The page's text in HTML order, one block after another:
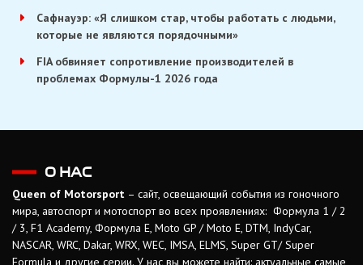
Сафнауэр: «Я слишком стар, чтобы работать с людьми,
которые не являются порядочными»
FIA обвиняет сопротивление производителей в
проблемах Формулы-1 2026 года
О НАС
Queen of Motorsport – сайт, освещающий события из гоночного
мира, автоспорт и мотоспорт во всех проявлениях: Формула 1 / 2
/ 3, F1 Academy, Формула Е, Moto GP / Moto E, DTM, IndyCar,
NASCAR, WRC, Dakar, WRX, WEC, IMSA, ELMS, Super GT/ Super